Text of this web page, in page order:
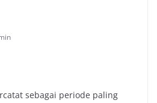
sebagai periode paling